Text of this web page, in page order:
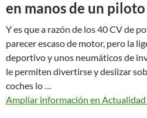
en manos de un
Y es que a razón de los 40 CV de
parecer escaso de motor, pero la
deportivo y unos neumáticos de
le permiten divertirse y deslizar
coches lo …
Ampliar información en